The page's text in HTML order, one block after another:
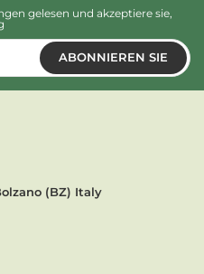
gelesen und akzeptiere sie,
ABONNIEREN SIE
(BZ) Italy